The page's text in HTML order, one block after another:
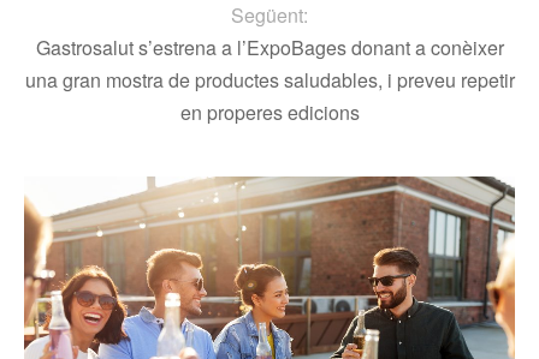
Següent:
Gastrosalut s’estrena a l’ExpoBages donant a conèixer
una gran mostra de productes saludables, i preveu repetir
en properes edicions